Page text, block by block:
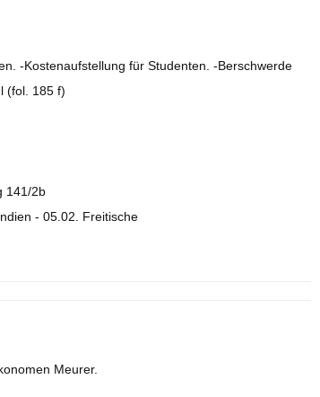
-Kostenaufstellung für Studenten. -Berschwerde
(fol. 185 f)
141/2b
- 05.02. Freitische
Meurer.